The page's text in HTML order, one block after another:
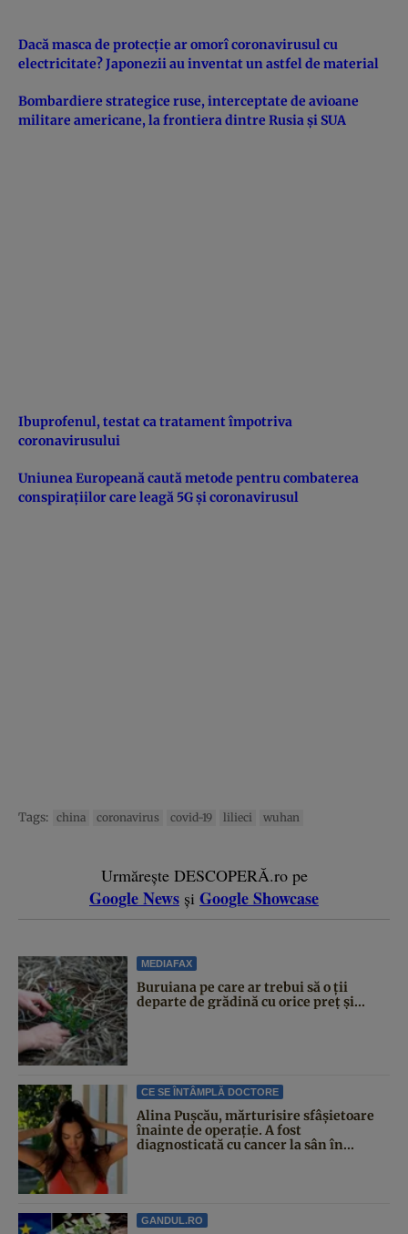
Dacă masca de protecție ar omorî coronavirusul cu
electricitate? Japonezii au inventat un astfel de material
Bombardiere strategice ruse, interceptate de avioane
militare americane, la frontiera dintre Rusia şi SUA
Ibuprofenul, testat ca tratament împotriva
coronavirusului
Uniunea Europeană caută metode pentru combaterea
conspirațiilor care leagă 5G şi coronavirusul
Tags: china coronavirus covid-19 lilieci wuhan
Urmărește DESCOPERĂ.ro pe
Google News și Google Showcase
MEDIAFAX
Buruiana pe care ar trebui să o ții
departe de grădină cu orice preț și...
CE SE ÎNTÂMPLĂ DOCTORE
Alina Pușcău, mărturisire sfâșietoare
înainte de operație. A fost
diagnosticată cu cancer la sân în...
GANDUL.RO